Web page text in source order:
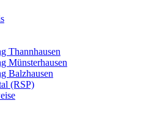
Thannhausen
Münsterhausen
Balzhausen
(RSP)